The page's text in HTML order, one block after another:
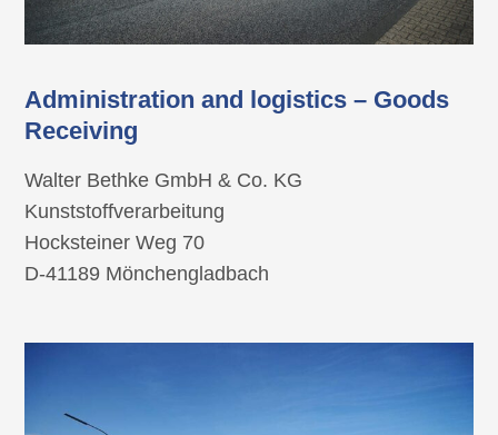
Administration and logistics – Goods
Receiving
Walter Bethke GmbH & Co. KG
Kunststoffverarbeitung
Hocksteiner Weg 70
D-41189 Mönchengladbach